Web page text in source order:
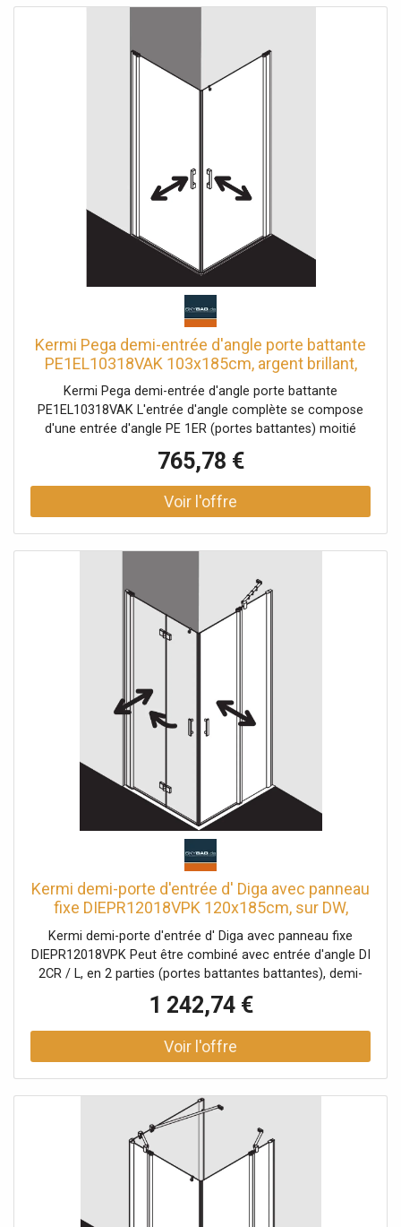
abaissement bandes magnétiques continues et profils
d'étanchéité bande d'étanchéité horizontale en forme de
gouttière Peut être installé avec un seuil de 6 mm ou sans
être max. 5 mm Hauteur avec champ fixe 2017 mm
Kermi Pega demi-entrée d'angle porte battante
PE1EL10318VAK 103x185cm, argent brillant,
TSG clair, gauche, sur zone de douche
Kermi Pega demi-entrée d'angle porte battante
PE1EL10318VAK L'entrée d'angle complète se compose
d'une entrée d'angle PE 1ER (portes battantes) moitié
moitié gauche Des demi-pièces de différentes largeurs
peuvent être combinées selon les besoins Combinaison
avec entrée d'angle PE EPR / L, 2 parties (portes battantes
sécurité trempé de 6 mm selon EN 12150 en option avec
revêtement facile d'entretien Profilés en aluminium
anodisé Poignées en métal Réglage dans le profilé mural
25 mm Profilés de porte avec mécanisme de levage-
rebond de l'eau avec seuil (hauteur 6 mm) ou peut être
installé sans seuil (sans plancher) En raison de la
conception, une étanchéité absolue ne peut pas être
porte-serviettes transparent testé selon DIN EN 14428
(CE) et PPP 53005 (TÜV / GS)
765,78 €
Kermi demi-porte d'entrée d' Diga avec panneau
fixe DIEPR12018VPK 120x185cm, sur DW,
argent brillant, verre de sécurité trempé clair,
droite
Kermi demi-porte d'entrée d' Diga avec panneau fixe
DIEPR12018VPK Peut être combiné avec entrée d'angle DI
2CR / L, en 2 parties (portes battantes battantes), demi-
partie / entrée d'angle DI 1ER / L (portes battantes), demi-
partie / entrée d'angle DI F2R / L, 2 parties (porte pliante
battante avec panneau fixe), demi-partie partiellement
encadrée avec deux ailes en verre - ouverture vers
en aluminium Poignées métalliques Réglage du profilé
mural 20 mm Profils de porte avec mécanisme de levage-
abaissement bandes magnétiques continues et profils
d'étanchéité bande d'étanchéité horizontale en forme de
gouttière Peut être installé avec un seuil de 6 mm ou sans
porte-serviettes transparent testé selon DIN EN 14428
1 242,74 €